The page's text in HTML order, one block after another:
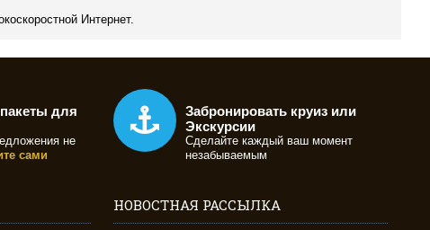
Интернет.
для
не
сами
Забронировать круиз или
Экскурсии
Сделайте каждый ваш момент
незабываемым
НОВОСТНАЯ РАССЫЛКА